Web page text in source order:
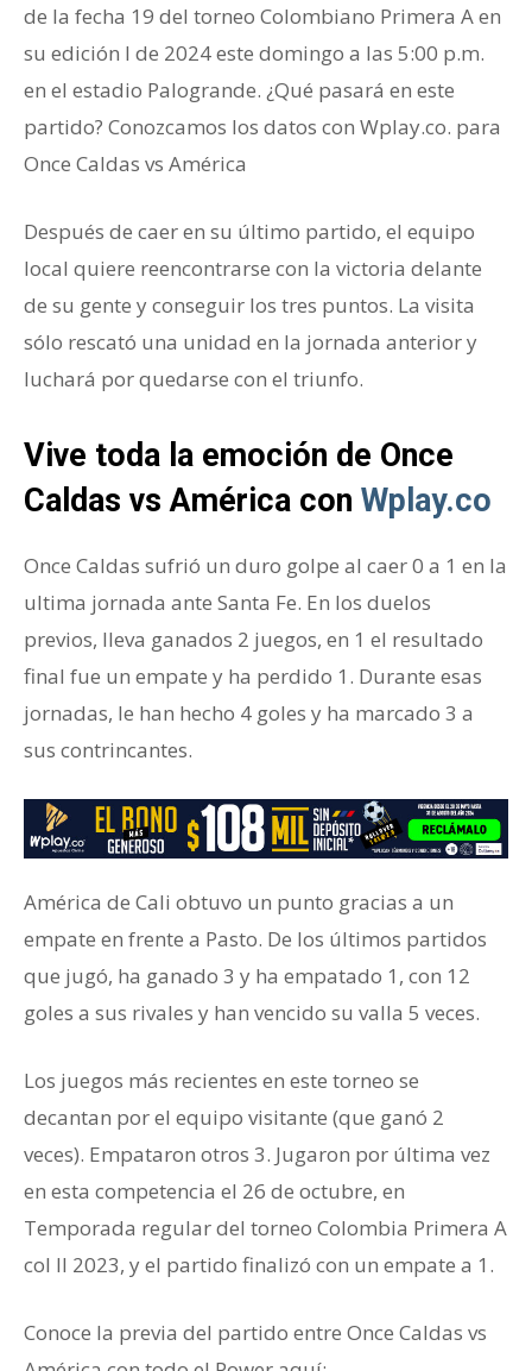
de la fecha 19 del torneo Colombiano Primera A en
su edición I de 2024 este domingo a las 5:00 p.m.
en el estadio Palogrande. ¿Qué pasará en este
partido? Conozcamos los datos con Wplay.co. para
Once Caldas vs América
Después de caer en su último partido, el equipo
local quiere reencontrarse con la victoria delante
de su gente y conseguir los tres puntos. La visita
sólo rescató una unidad en la jornada anterior y
luchará por quedarse con el triunfo.
Vive toda la emoción de Once
Caldas vs América con Wplay.co
Once Caldas sufrió un duro golpe al caer 0 a 1 en la
ultima jornada ante Santa Fe. En los duelos
previos, lleva ganados 2 juegos, en 1 el resultado
final fue un empate y ha perdido 1. Durante esas
jornadas, le han hecho 4 goles y ha marcado 3 a
sus contrincantes.
América de Cali obtuvo un punto gracias a un
empate en frente a Pasto. De los últimos partidos
que jugó, ha ganado 3 y ha empatado 1, con 12
goles a sus rivales y han vencido su valla 5 veces.
Los juegos más recientes en este torneo se
decantan por el equipo visitante (que ganó 2
veces). Empataron otros 3. Jugaron por última vez
en esta competencia el 26 de octubre, en
Temporada regular del torneo Colombia Primera A
col II 2023, y el partido finalizó con un empate a 1.
Conoce la previa del partido entre Once Caldas vs